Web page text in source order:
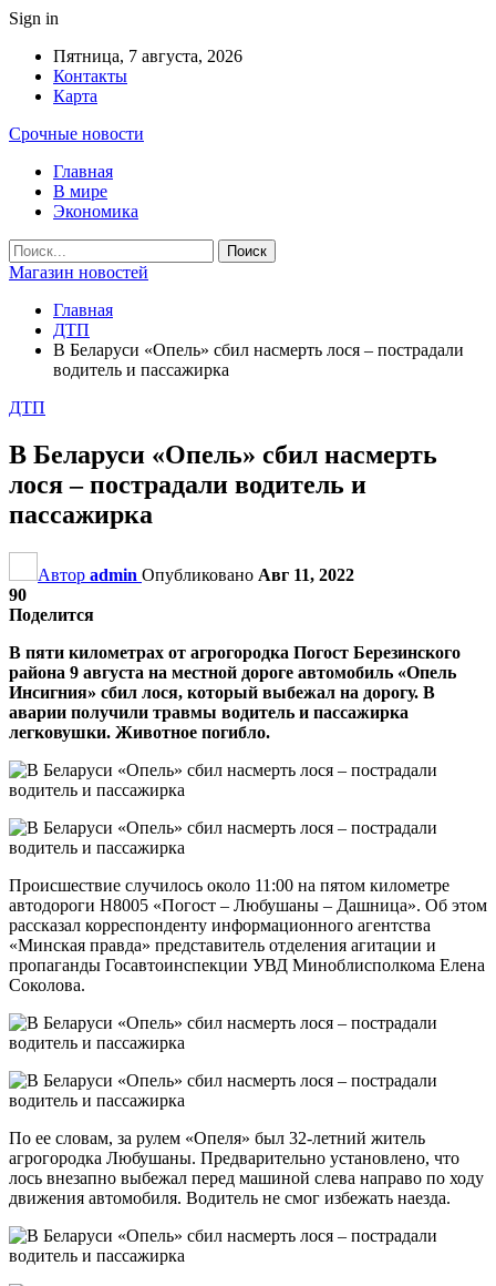
Sign in
Пятница, 7 августа, 2026
Контакты
Карта
Срочные новости
Главная
В мире
Экономика
Магазин новостей
Главная
ДТП
В Беларуси «Опель» сбил насмерть лося – пострадали
водитель и пассажирка
ДТП
В Беларуси «Опель» сбил насмерть
лося – пострадали водитель и
пассажирка
Автор admin Опубликовано Авг 11, 2022
90
Поделится
В пяти километрах от агрогородка Погост Березинского
района 9 августа на местной дороге автомобиль «Опель
Инсигния» сбил лося, который выбежал на дорогу. В
аварии получили травмы водитель и пассажирка
легковушки. Животное погибло.
Происшествие случилось около 11:00 на пятом километре
автодороги Н8005 «Погост – Любушаны – Дашница». Об этом
рассказал корреспонденту информационного агентства
«Минская правда» представитель отделения агитации и
пропаганды Госавтоинспекции УВД Миноблисполкома Елена
Соколова.
По ее словам, за рулем «Опеля» был 32-летний житель
агрогородка Любушаны. Предварительно установлено, что
лось внезапно выбежал перед машиной слева направо по ходу
движения автомобиля. Водитель не смог избежать наезда.